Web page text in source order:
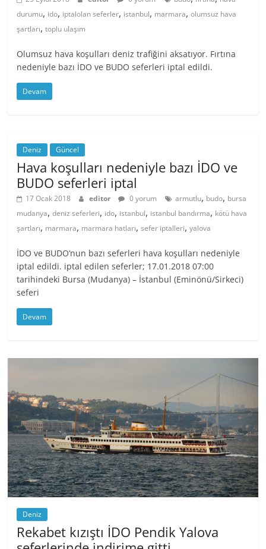
durumu, ido, iptalolan seferler, istanbul, marmara,olumsuz hava
şartları,toplu ulaşım
Olumsuz hava koşulları deniz trafiğini aksatıyor. Fırtına
nedeniyle bazı İDO ve BUDO seferleri iptal edildi.
Devam
Deniz Güncel
Hava koşulları nedeniyle bazı İDO ve
BUDO seferleri iptal
17 Ocak 2018 editor 0 yorum armutlu, budo, bursa
mudanya,deniz seferleri, ido, istanbul, istanbul bandırma, kötü hava
şartları, marmara, marmara hatları,sefer iptalleri,yalova
İDO ve BUDO’nun bazı seferleri hava koşulları nedeniyle
iptal edildi. iptal edilen seferler; 17.01.2018 07:00
tarihindeki Bursa (Mudanya) – İstanbul (Eminönü/Sirkeci)
seferi
Devam
Deniz
Rekabet kızıştı İDO Pendik Yalova